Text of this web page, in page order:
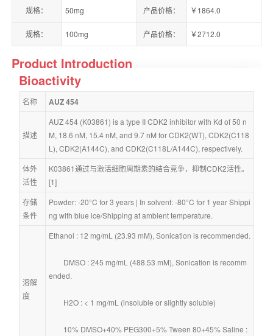
规格： 50mg 产品价格： ￥1864.0
规格： 100mg 产品价格： ￥2712.0
Product Introduction
Bioactivity
名称 AUZ 454
描述
AUZ 454 (K03861) is a type II CDK2 inhibitor with Kd of 50 n
M, 18.6 nM, 15.4 nM, and 9.7 nM for CDK2(WT), CDK2(C118
L), CDK2(A144C), and CDK2(C118L/A144C), respectlvely.
体外
活性
K03861通过与激活细胞周期素的结合竞争，抑制CDK2活性。
[1]
存储
条件
Powder: -20°C for 3 years | In solvent: -80°C for 1 year Shippi
ng with blue ice/Shipping at ambient temperature.
溶解
度
Ethanol : 12 mg/mL (23.93 mM), Sonication is recommended.
ended.
        H2O : < 1 mg/mL (insoluble or slightly soluble)